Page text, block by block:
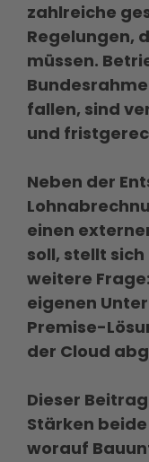
zahlreiche
Regelungen,
müssen.
fallen, sind
und
Neben der
einen
soll, stellt
weitere
eigenen
Premise-
der Cloud
Dieser
Stärken
worauf